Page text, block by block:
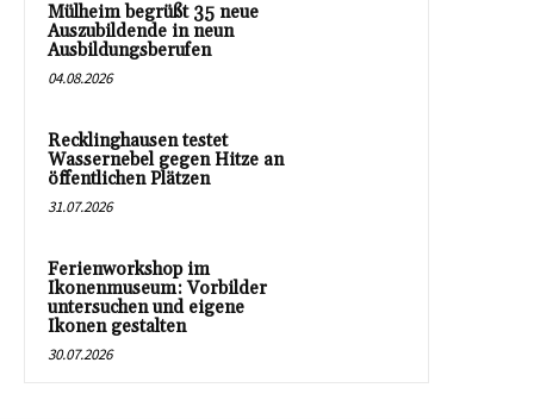
Mülheim begrüßt 35 neue
Auszubildende in neun
Ausbildungsberufen
04.08.2026
Recklinghausen testet
Wassernebel gegen Hitze an
öffentlichen Plätzen
31.07.2026
Ferienworkshop im
Ikonenmuseum: Vorbilder
untersuchen und eigene
Ikonen gestalten
30.07.2026